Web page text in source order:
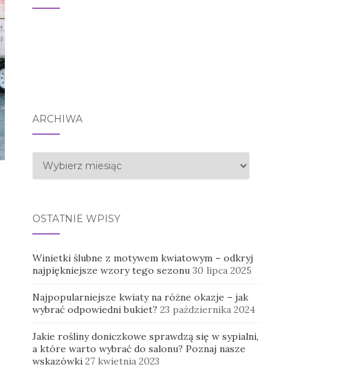
ARCHIWA
Archiwa
OSTATNIE WPISY
Winietki ślubne z motywem kwiatowym – odkryj
najpiękniejsze wzory tego sezonu 30 lipca 2025
Najpopularniejsze kwiaty na różne okazje – jak
wybrać odpowiedni bukiet? 23 października 2024
Jakie rośliny doniczkowe sprawdzą się w sypialni,
a które warto wybrać do salonu? Poznaj nasze
wskazówki 27 kwietnia 2023